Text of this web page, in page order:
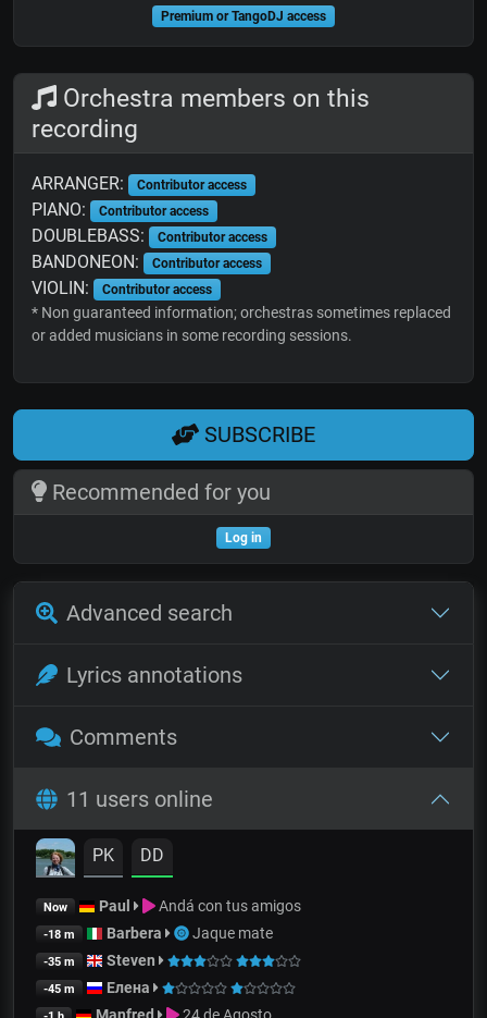
Premium or TangoDJ access
Orchestra members on this
recording
ARRANGER: Contributor access
PIANO: Contributor access
DOUBLEBASS: Contributor access
BANDONEON: Contributor access
VIOLIN: Contributor access
* Non guaranteed information; orchestras sometimes replaced
or added musicians in some recording sessions.
SUBSCRIBE
Recommended for you
Log in
Advanced search
Lyrics annotations
Comments
11 users online
PK DD
Now Paul Andá con tus amigos
-18 m Barbera Jaque mate
-35 m Steven
-45 m Елена